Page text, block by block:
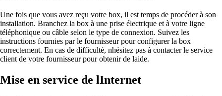
Une fois que vous avez reçu votre box, il est temps de procéder à son
installation. Branchez la box à une prise électrique et à votre ligne
téléphonique ou câble selon le type de connexion. Suivez les
instructions fournies par le fournisseur pour configurer la box
correctement. En cas de difficulté, nhésitez pas à contacter le service
client de votre fournisseur pour obtenir de laide.
Mise en service de lInternet